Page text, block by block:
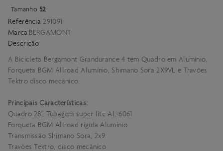
Tamanho 52
Referência 291091
Marca BERGAMONT
Descrição
A Bicicleta Bergamont Grandurance 4 tem Quadro em Alumínio,
Forqueta BGM Allroad Alumínio, Shimano Sora 2X9VL e Travões
Tektro disco mecânico.
Principais Características:
Quadro 28", Tubagem super lite AL-6061
Forqueta BGM Allroad rígida Alumínio
Transmissão Shimano Sora, 2x9
Travões Tektro, disco mecânico